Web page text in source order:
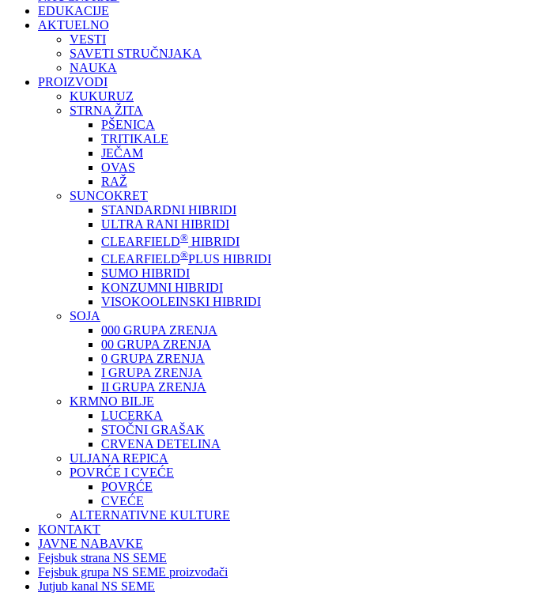
EDUKACIJE
AKTUELNO
VESTI
SAVETI STRUČNJAKA
NAUKA
PROIZVODI
KUKURUZ
STRNA ŽITA
PŠENICA
TRITIKALE
JEČAM
OVAS
RAŽ
SUNCOKRET
STANDARDNI HIBRIDI
ULTRA RANI HIBRIDI
CLEARFIELD® HIBRIDI
CLEARFIELD®PLUS HIBRIDI
SUMO HIBRIDI
KONZUMNI HIBRIDI
VISOKOOLEINSKI HIBRIDI
SOJA
000 GRUPA ZRENJA
00 GRUPA ZRENJA
0 GRUPA ZRENJA
I GRUPA ZRENJA
II GRUPA ZRENJA
KRMNO BILJE
LUCERKA
STOČNI GRAŠAK
CRVENA DETELINA
ULJANA REPICA
POVRĆE I CVEĆE
POVRĆE
CVEĆE
ALTERNATIVNE KULTURE
KONTAKT
JAVNE NABAVKE
Fejsbuk strana NS SEME
Fejsbuk grupa NS SEME proizvođači
Jutjub kanal NS SEME